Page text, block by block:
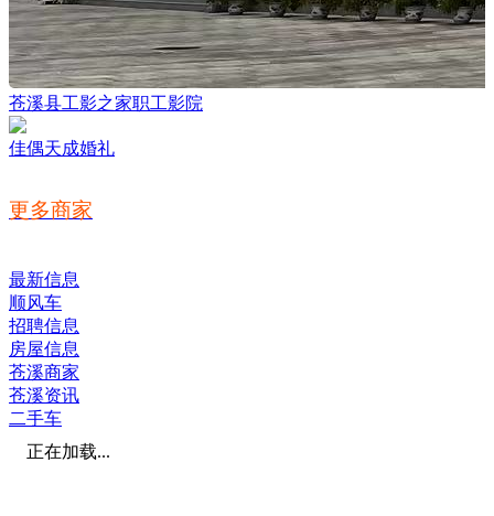
苍溪县工影之家职工影院
佳偶天成婚礼
更多商家
最新信息
顺风车
招聘信息
房屋信息
苍溪商家
苍溪资讯
二手车
正在加载...